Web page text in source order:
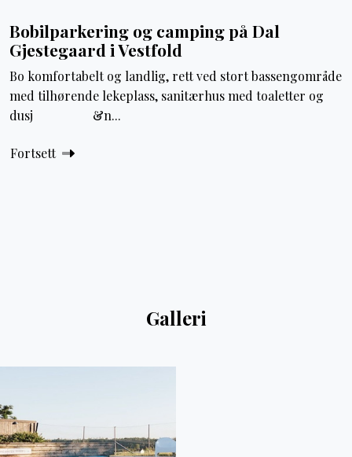
Bobilparkering og camping på Dal
Gjestegaard i Vestfold
Bo komfortabelt og landlig, rett ved stort bassengområde
med tilhørende lekeplass, sanitærhus med toaletter og
dusj &n...
Fortsett
Galleri